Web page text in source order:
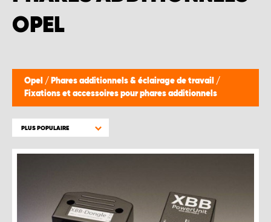
OPEL
Opel / Phares additionnels & éclairage de travail /
Fixations et accessoires pour phares additionnels
PLUS POPULAIRE
WORK SYSTEM BRUXELLES
WORK SYSTEM NAMUR
WORK SYSTEM WEST BY PRO-VAN